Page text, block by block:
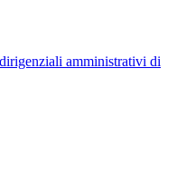
amministrativi di